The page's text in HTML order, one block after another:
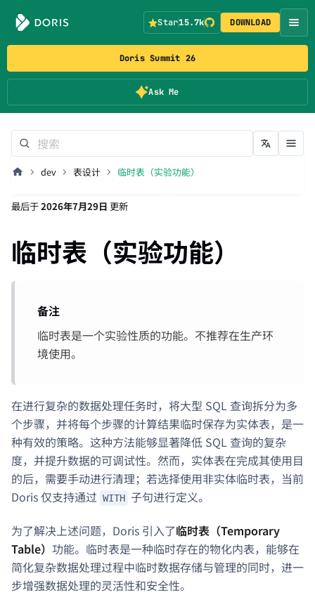
Doris Summit 26
Ask Me
Star15.7k DOWNLOAD
dev 表设计 临时表（实验功能）
最后于2026年7月29日 更新
临时表（实验功能）
备注
临时表是一个实验性质的功能。不推荐在生产环
境使用。
在进行复杂的数据处理任务时，将大型 SQL 查询拆分为多
个步骤，并将每个步骤的计算结果临时保存为实体表，是一
种有效的策略。这种方法能够显著降低 SQL 查询的复杂
度，并提升数据的可调试性。然而，实体表在完成其使用目
的后，需要手动进行清理；若选择使用非实体临时表，当前
Doris 仅支持通过 WITH 子句进行定义。
为了解决上述问题，Doris 引入了临时表（Temporary
Table） 功能。临时表是一种临时存在的物化内表，能够在
简化复杂数据处理过程中临时数据存储与管理的同时，进一
步增强数据处理的灵活性和安全性。